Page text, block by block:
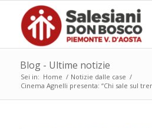
Blog - Ultime notizie
Sei in: Home / Notizie dalle case /
Cinema Agnelli presenta: “Chi sale sul